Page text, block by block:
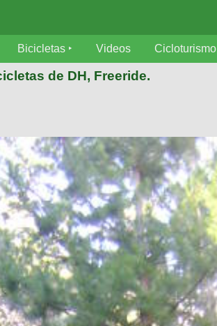
Bicicletas Videos Cicloturismo
de DH, Freeride.